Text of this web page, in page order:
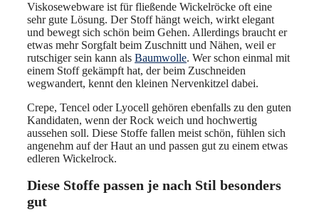
Viskosewebware ist für fließende Wickelröcke oft eine
sehr gute Lösung. Der Stoff hängt weich, wirkt elegant
und bewegt sich schön beim Gehen. Allerdings braucht er
etwas mehr Sorgfalt beim Zuschnitt und Nähen, weil er
rutschiger sein kann als Baumwolle. Wer schon einmal mit
einem Stoff gekämpft hat, der beim Zuschneiden
wegwandert, kennt den kleinen Nervenkitzel dabei.
Crepe, Tencel oder Lyocell gehören ebenfalls zu den guten
Kandidaten, wenn der Rock weich und hochwertig
aussehen soll. Diese Stoffe fallen meist schön, fühlen sich
angenehm auf der Haut an und passen gut zu einem etwas
edleren Wickelrock.
Diese Stoffe passen je nach Stil besonders
gut